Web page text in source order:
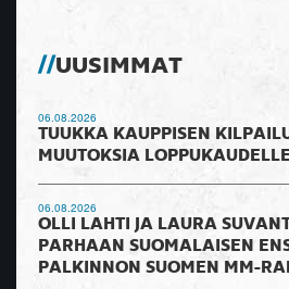
UUSIMMAT
06.08.2026
TUUKKA KAUPPISEN
MUUTOKSIA LOPPUKAUDELLE
06.08.2026
OLLI LAHTI JA LAURA
PARHAAN SUOMALAISEN
PALKINNON SUOMEN MM-